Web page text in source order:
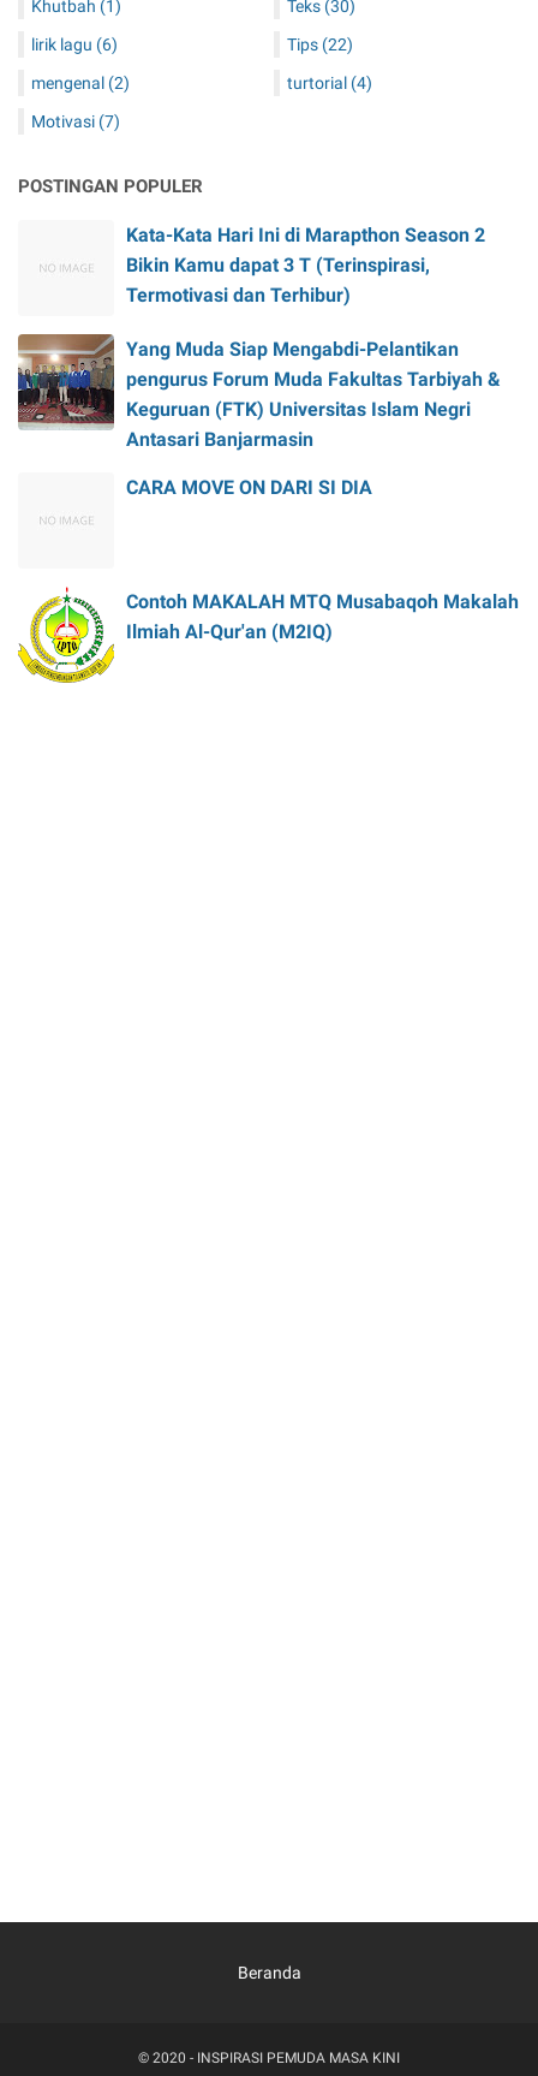
Khutbah (1)
lirik lagu (6)
mengenal (2)
Motivasi (7)
Teks (30)
Tips (22)
turtorial (4)
POSTINGAN POPULER
Kata-Kata Hari Ini di Marapthon Season 2
Bikin Kamu dapat 3 T (Terinspirasi,
Termotivasi dan Terhibur)
Yang Muda Siap Mengabdi-Pelantikan
pengurus Forum Muda Fakultas Tarbiyah &
Keguruan (FTK) Universitas Islam Negri
Antasari Banjarmasin
CARA MOVE ON DARI SI DIA
Contoh MAKALAH MTQ Musabaqoh Makalah
Ilmiah Al-Qur'an (M2IQ)
Beranda
© 2020 - INSPIRASI PEMUDA MASA KINI